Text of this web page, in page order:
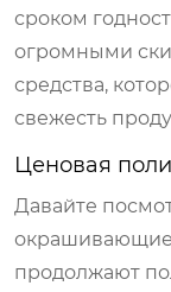
сроком
огромными
средства,
свежесть
Ценовая
Давайте
окрашивающие
продолжают